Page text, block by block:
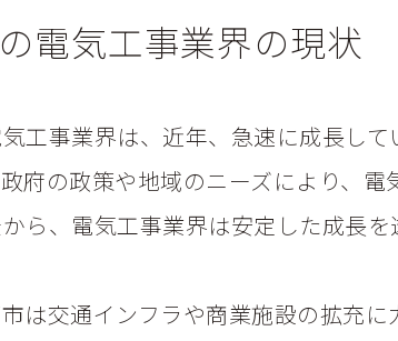
電気工事業界の現状
工事業界は、近年、急速に成長し
府の政策や地域のニーズにより、
ら、電気工事業界は安定した成長
は交通インフラや商業施設の拡充